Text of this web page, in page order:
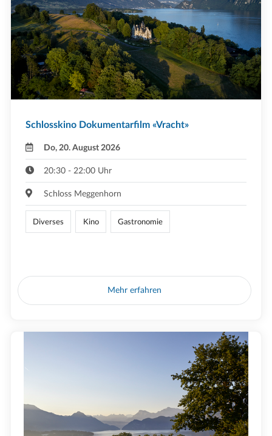
Schlosskino Dokumentarfilm «Vracht»
Do, 20. August 2026
20:30 - 22:00 Uhr
Schloss Meggenhorn
Diverses Kino Gastronomie
Mehr erfahren